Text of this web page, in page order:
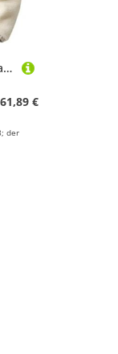
SKFLABOOF Damen Kapuzenjacke Sherpa Jacke Damen Teddybär Zip Up Hoodie Sweatshirt Casual Winter Warm Weich Outwear Mantel
61,89 €
der